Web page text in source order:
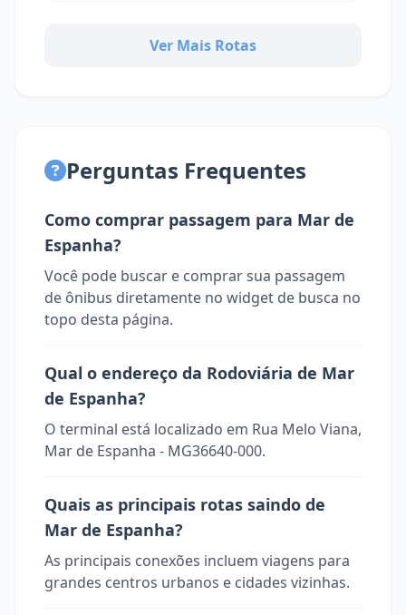
Ver Mais Rotas
Perguntas Frequentes
Como comprar passagem para Mar de
Espanha?
Você pode buscar e comprar sua passagem
de ônibus diretamente no widget de busca no
topo desta página.
Qual o endereço da Rodoviária de Mar
de Espanha?
O terminal está localizado em Rua Melo Viana,
Mar de Espanha - MG36640-000.
Quais as principais rotas saindo de
Mar de Espanha?
As principais conexões incluem viagens para
grandes centros urbanos e cidades vizinhas.